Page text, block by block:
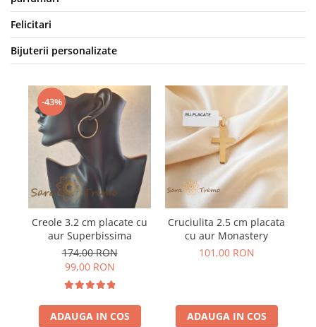
Felicitari
Bijuterii personalizate
-43%
Creole 3.2 cm placate cu
aur Superbissima
174,00 RON
99,00 RON
ADAUGA IN COS
Cruciulita 2.5 cm placata
cu aur Monastery
101,00 RON
ADAUGA IN COS